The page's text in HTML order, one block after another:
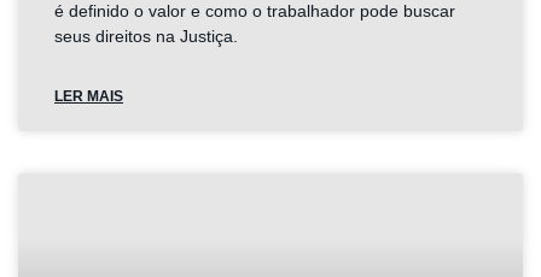
é definido o valor e como o trabalhador pode buscar
seus direitos na Justiça.
LER MAIS